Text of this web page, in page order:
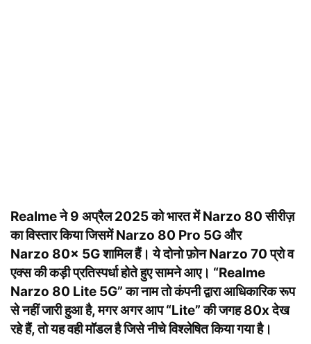
Realme ने 9 अप्रैल 2025 को भारत में Narzo 80 सीरीज़
का विस्तार किया जिसमें Narzo 80 Pro 5G और
Narzo 80x 5G शामिल हैं। ये दोनो फ़ोन Narzo 70 प्रो व
एक्स की कड़ी प्रतिस्पर्धा होते हुए सामने आए। “Realme
Narzo 80 Lite 5G” का नाम तो कंपनी द्वारा आधिकारिक रूप
से नहीं जारी हुआ है, मगर अगर आप “Lite” की जगह 80x देख
रहे हैं, तो यह वही मॉडल है जिसे नीचे विश्लेषित किया गया है।